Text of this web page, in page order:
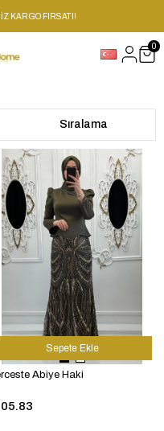
KARGO FIRSATI!
0
Sıralama
Abiye Haki
Sepete Ekle